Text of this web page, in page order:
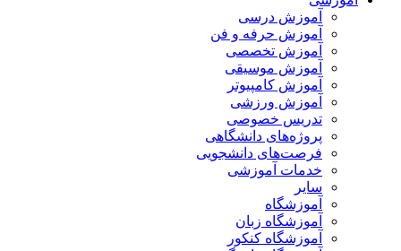
آموزش درسی
آموزش حرفه و فن
آموزش تخصصی
آموزش موسیقی
آموزش کامپیوتر
آموزش ورزشی
تدریس خصوصی
پروژه‌های دانشگاهی
فرصت‌های دانشجویی
خدمات آموزشی
سایر
آموزشگاه
آموزشگاه زبان
آموزشگاه کنکور